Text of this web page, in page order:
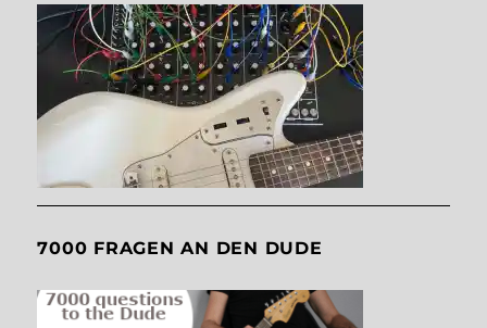
7000 FRAGEN AN DEN DUDE